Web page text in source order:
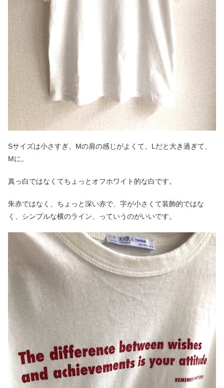
Sサイズは小さすぎ、Mの肩の感じがよくて、Lだと大き過ぎて、
Mに。
真っ白ではなくてちょっとオフホワイト的な白です。
朱赤ではなく、ちょっと深い赤で、字が小さくて装飾的ではな
く、シンプルな横のライン、っていうのがいいです。